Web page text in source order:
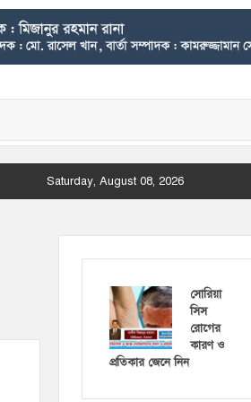
Saturday, August 08, 2026
সোরিয়া
সিস
রোগের
কারণ ও
প্রতিকার জেনে নিন